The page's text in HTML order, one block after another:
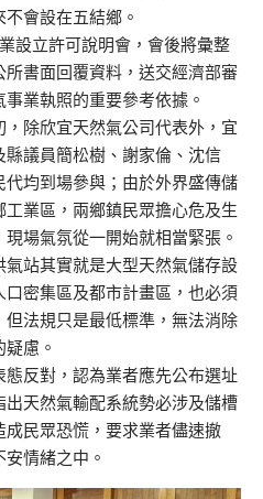
會設在五結鄉。
設立許可說明會，會後將彙整
書面回覆資料，送交經濟部審
業執照的重要參考依據。
除欣宜天然氣公司代表外，宜
議員簡松樹、謝家倫、沈信
均到場參與；由於外界盛傳儲
業區，兩鄉鎮民眾擔心危及生
場氣氛從一開始就相當緊張。
站其實就是大型天然氣儲存設
密集區及都市計畫區，也必須
法規只是最低標準，無法消除
慮。
反對，認為業者應先公布選址
天然氣輸配系統勢必涉及儲槽
民眾恐慌，要求業者儘速撤
情緒之中。